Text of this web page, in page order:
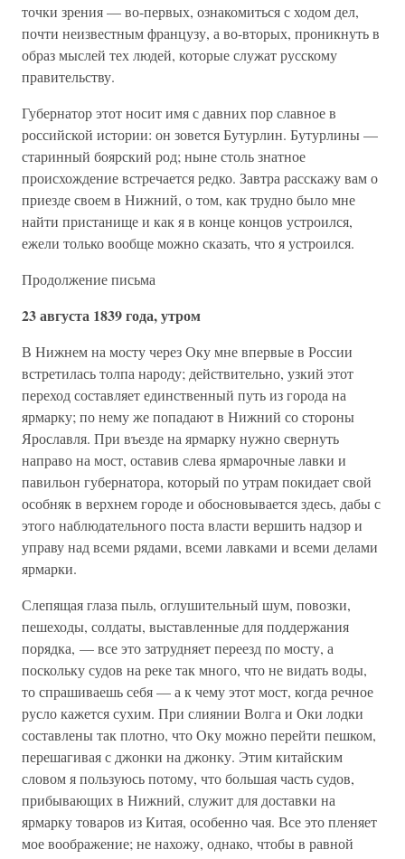
точки зрения — во-первых, ознакомиться с ходом дел,
почти неизвестным французу, а во-вторых, проникнуть в
образ мыслей тех людей, которые служат русскому
правительству.
Губернатор этот носит имя с давних пор славное в
российской истории: он зовется Бутурлин. Бутурлины —
старинный боярский род; ныне столь знатное
происхождение встречается редко. Завтра расскажу вам о
приезде своем в Нижний, о том, как трудно было мне
найти пристанище и как я в конце концов устроился,
ежели только вообще можно сказать, что я устроился.
Продолжение письма
23 августа 1839 года, утром
В Нижнем на мосту через Оку мне впервые в России
встретилась толпа народу; действительно, узкий этот
переход составляет единственный путь из города на
ярмарку; по нему же попадают в Нижний со стороны
Ярославля. При въезде на ярмарку нужно свернуть
направо на мост, оставив слева ярмарочные лавки и
павильон губернатора, который по утрам покидает свой
особняк в верхнем городе и обосновывается здесь, дабы с
этого наблюдательного поста власти вершить надзор и
управу над всеми рядами, всеми лавками и всеми делами
ярмарки.
Слепящая глаза пыль, оглушительный шум, повозки,
пешеходы, солдаты, выставленные для поддержания
порядка, — все это затрудняет переезд по мосту, а
поскольку судов на реке так много, что не видать воды,
то спрашиваешь себя — а к чему этот мост, когда речное
русло кажется сухим. При слиянии Волга и Оки лодки
составлены так плотно, что Оку можно перейти пешком,
перешагивая с джонки на джонку. Этим китайским
словом я пользуюсь потому, что большая часть судов,
прибывающих в Нижний, служит для доставки на
ярмарку товаров из Китая, особенно чая. Все это пленяет
мое воображение; не нахожу, однако, чтобы в равной